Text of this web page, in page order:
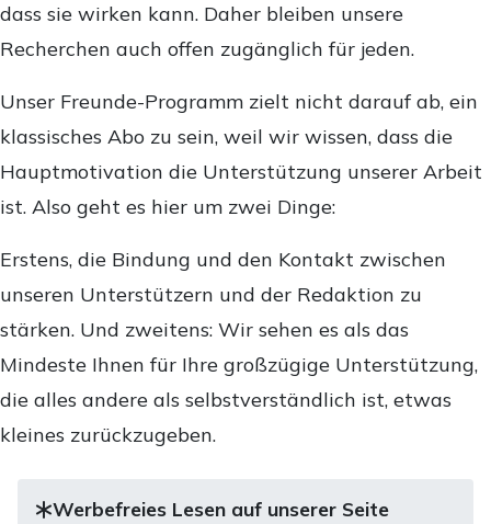
dass sie wirken kann. Daher bleiben unsere
Recherchen auch offen zugänglich für jeden.
Unser Freunde-Programm zielt nicht darauf ab, ein
klassisches Abo zu sein, weil wir wissen, dass die
Hauptmotivation die Unterstützung unserer Arbeit
ist. Also geht es hier um zwei Dinge:
Erstens, die Bindung und den Kontakt zwischen
unseren Unterstützern und der Redaktion zu
stärken. Und zweitens: Wir sehen es als das
Mindeste Ihnen für Ihre großzügige Unterstützung,
die alles andere als selbstverständlich ist, etwas
kleines zurückzugeben.
Werbefreies Lesen auf unserer Seite